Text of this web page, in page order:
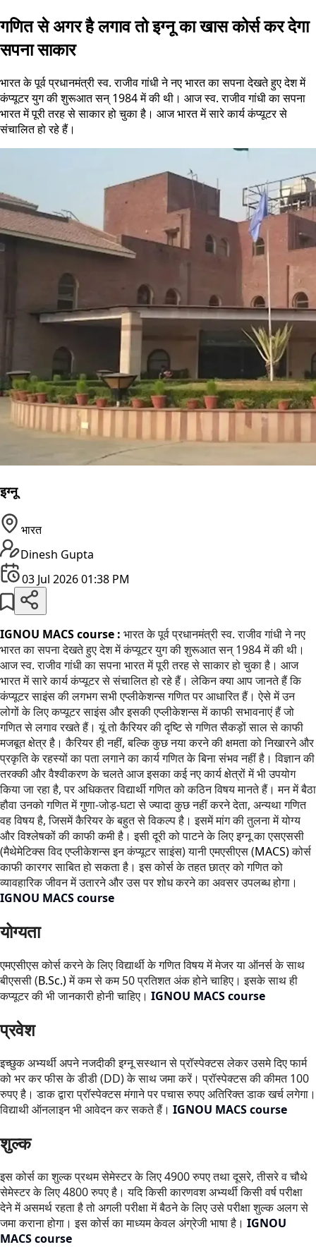
गणित से अगर है लगाव तो इग्नू का खास कोर्स कर देगा
सपना साकार
भारत के पूर्व प्रधानमंत्री स्व. राजीव गांधी ने नए भारत का सपना देखते हुए देश में
कंप्यूटर युग की शुरूआत सन् 1984 में की थी। आज स्व. राजीव गांधी का सपना
भारत में पूरी तरह से साकार हो चुका है। आज भारत में सारे कार्य कंप्यूटर से
संचालित हो रहे हैं।
इग्नू
भारत
Dinesh Gupta
03 Jul 2026 01:38 PM
IGNOU MACS course : भारत के पूर्व प्रधानमंत्री स्व. राजीव गांधी ने नए
भारत का सपना देखते हुए देश में कंप्यूटर युग की शुरूआत सन् 1984 में की थी।
आज स्व. राजीव गांधी का सपना भारत में पूरी तरह से साकार हो चुका है। आज
भारत में सारे कार्य कंप्यूटर से संचालित हो रहे हैं। लेकिन क्या आप जानते हैं कि
कंप्यूटर साइंस की लगभग सभी एप्लीकेशन्स गणित पर आधारित हैं। ऐसे में उन
लोगों के लिए कप्यूटर साइंस और इसकी एप्लीकेशन्स में काफी सभावनाएं हैं जो
गणित से लगाव रखते हैं। यूं तो कैरियर की दृष्टि से गणित सैकड़ों साल से काफी
मजबूत क्षेत्र है। कैरियर ही नहीं, बल्कि कुछ नया करने की क्षमता को निखारने और
प्रकृति के रहस्यों का पता लगाने का कार्य गणित के बिना संभव नहीं है। विज्ञान की
तरक्की और वैश्वीकरण के चलते आज इसका कई नए कार्य क्षेत्रों में भी उपयोग
किया जा रहा है, पर अधिकतर विद्यार्थी गणित को कठिन विषय मानते हैं। मन में बैठा
हौवा उनको गणित में गुणा-जोड़-घटा से ज्यादा कुछ नहीं करने देता, अन्यथा गणित
वह विषय है, जिसमें कैरियर के बहुत से विकल्प है। इसमें मांग की तुलना में योग्य
और विश्लेषकों की काफी कमी है। इसी दूरी को पाटने के लिए इग्नू का एसएससी
(मैथेमेटिक्स विद एप्लीकेशन्स इन कंप्यूटर साइंस) यानी एमएसीएस (MACS)कोर्स
काफी कारगर साबित हो सकता है। इस कोर्स के तहत छात्र को गणित को
व्यावहारिक जीवन में उतारने और उस पर शोध करने का अवसर उपलब्ध होगा।
IGNOU MACS course
योग्यता
एमएसीएस कोर्स करने के लिए विद्यार्थी के गणित विषय में मेजर या ऑनर्स के साथ
बीएससी (B.Sc.)में कम से कम 50 प्रतिशत अंक होने चाहिए। इसके साथ ही
कप्यूटर की भी जानकारी होनी चाहिए। IGNOU MACS course
प्रवेश
इच्छुक अभ्यर्थी अपने नजदीकी इग्नू सस्थान से प्रॉस्पेक्टस लेकर उसमे दिए फार्म
को भर कर फीस के डीडी (DD) के साथ जमा करें। प्रॉस्पेक्टस की कीमत 100
रुपए है। डाक द्वारा प्रॉस्पेक्टस मंगाने पर पचास रुपए अतिरिक्त डाक खर्च लगेगा।
विद्याथी ऑनलाइन भी आवेदन कर सकते हैं। IGNOU MACS course
शुल्क
इस कोर्स का शुल्क प्रथम सेमेस्टर के लिए 4900 रुपए तथा दूसरे, तीसरे व चौथे
सेमेस्टर के लिए 4800 रुपए है। यदि किसी कारणवश अभ्यर्थी किसी वर्ष परीक्षा
देने में असमर्थ रहता है तो अगली परीक्षा में बैठने के लिए उसे परीक्षा शुल्क अलग से
जमा कराना होगा। इस कोर्स का माध्यम केवल अंग्रेजी भाषा है। IGNOU
MACS course